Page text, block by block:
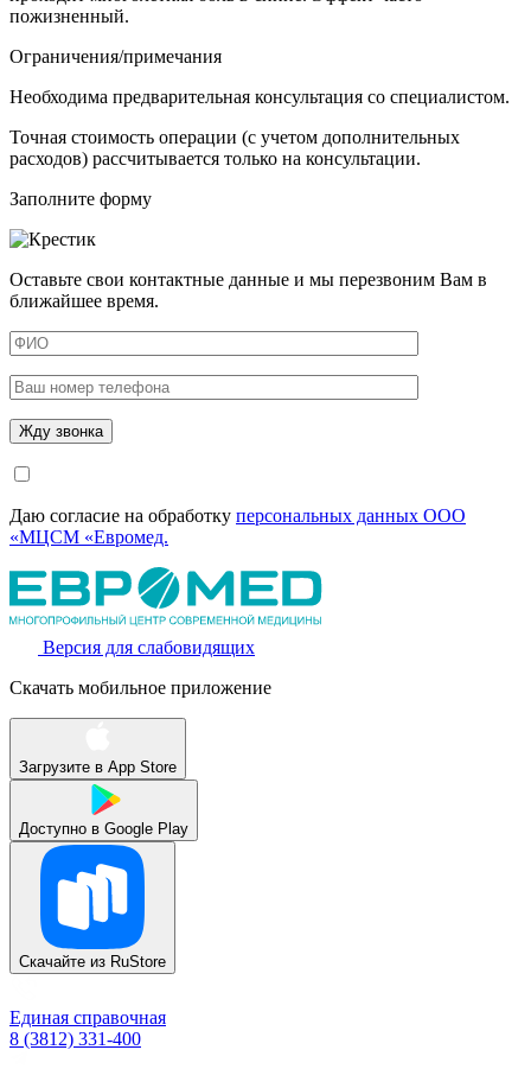
пожизненный.
Ограничения/примечания
Необходима предварительная консультация со специалистом.
Точная стоимость операции (с учетом дополнительных
расходов) рассчитывается только на консультации.
Заполните форму
Оставьте свои контактные данные и мы перезвоним Вам в
ближайшее время.
Даю согласие на обработку персональных данных ООО
«МЦСМ «Евромед.
Версия для слабовидящих
Скачать мобильное приложение
Загрузите в App Store
Доступно в Google Play
Скачайте из RuStore
Единая справочная
8 (3812) 331-400